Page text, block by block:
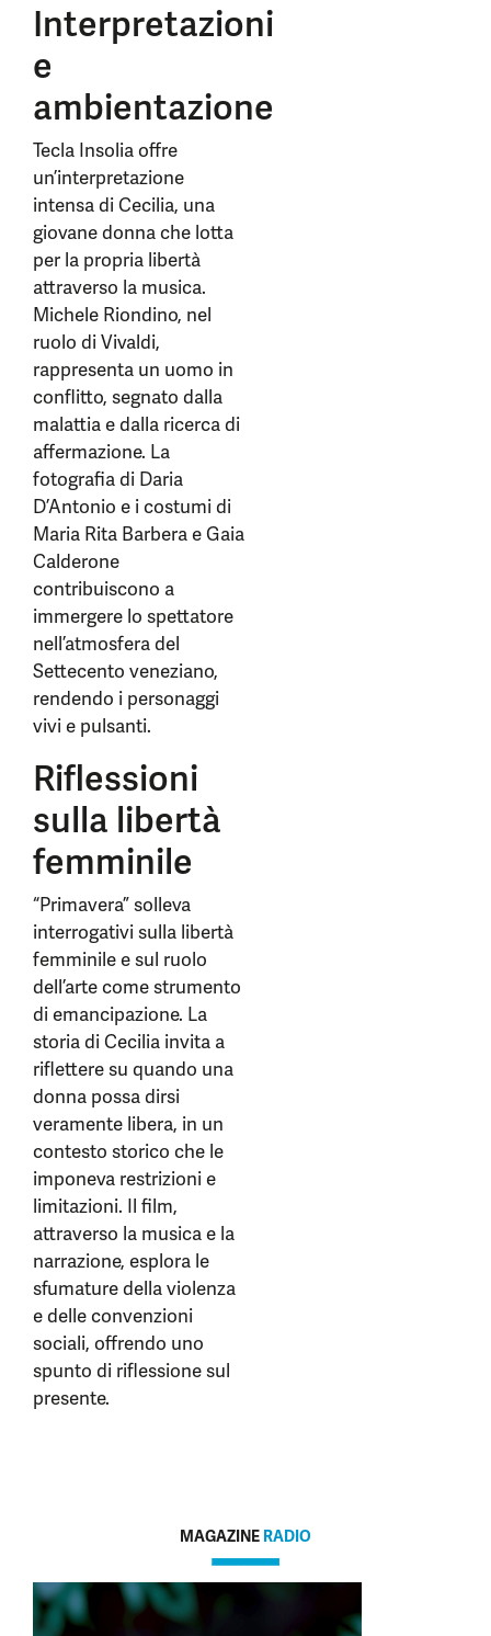
Interpretazioni
e
ambientazione
Tecla Insolia offre
un’interpretazione
intensa di Cecilia, una
giovane donna che lotta
per la propria libertà
attraverso la musica.
Michele Riondino, nel
ruolo di Vivaldi,
rappresenta un uomo in
conflitto, segnato dalla
malattia e dalla ricerca di
affermazione. La
fotografia di Daria
D’Antonio e i costumi di
Maria Rita Barbera e Gaia
Calderone
contribuiscono a
immergere lo spettatore
nell’atmosfera del
Settecento veneziano,
rendendo i personaggi
vivi e pulsanti.
Riflessioni
sulla libertà
femminile
“Primavera” solleva
interrogativi sulla libertà
femminile e sul ruolo
dell’arte come strumento
di emancipazione. La
storia di Cecilia invita a
riflettere su quando una
donna possa dirsi
veramente libera, in un
contesto storico che le
imponeva restrizioni e
limitazioni. Il film,
attraverso la musica e la
narrazione, esplora le
sfumature della violenza
e delle convenzioni
sociali, offrendo uno
spunto di riflessione sul
presente.
MAGAZINE RADIO